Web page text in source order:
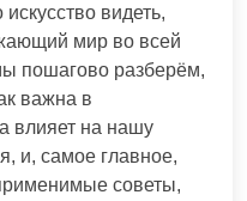
видеть,
мир во всей
пошагово разберём,
важна в
влияет на нашу
и, самое главное,
советы,